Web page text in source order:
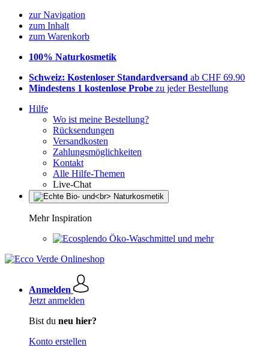
zur Navigation
zum Inhalt
zum Warenkorb
100% Naturkosmetik
Schweiz: Kostenloser Standardversand ab CHF 69.90
Mindestens 1 kostenlose Probe zu jeder Bestellung
Hilfe
Wo ist meine Bestellung?
Rücksendungen
Versandkosten
Zahlungsmöglichkeiten
Kontakt
Alle Hilfe-Themen
Live-Chat
Mehr Inspiration
Öko-Waschmittel und mehr
Anmelden
Jetzt anmelden
Bist du neu hier?
Konto erstellen